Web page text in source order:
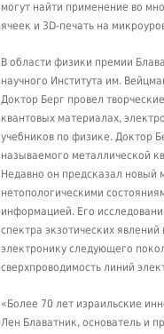
могут найти применение во
ячеек и 3D-печать на
В области физики премии
научного Института им.
Доктор Берг провел
квантовых материалах,
учебников по физике. Доктор
называемого металлической
Недавно он предсказал новый
нетопологическими
информацией. Его
спектра экзотических
электронику следующего
сверхпроводимость линий
«Более 70 лет израильские
Лен Блаватник, основатель и